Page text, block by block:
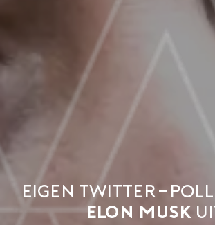
Eigen Twitter-poll
Elon Musk